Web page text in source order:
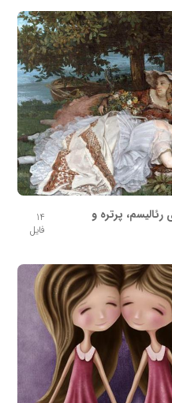
پرتره و
14
فایل